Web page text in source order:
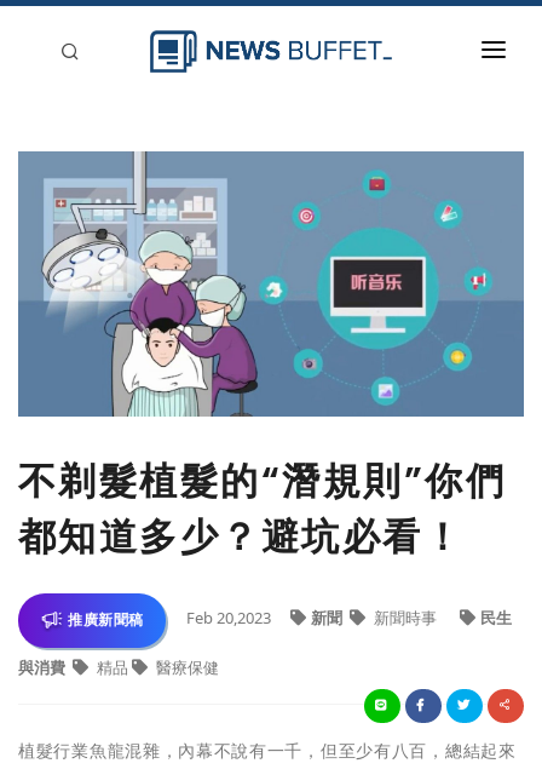
登入
刊登
不剃髮植髮的“潛規則”你們
都知道多少？避坑必看！
推廣新聞稿 Feb 20,2023 新聞 新聞時事 民生
與消費 精品 醫療保健
植髮行業魚龍混雜，內幕不說有一千，但至少有八百，總結起來